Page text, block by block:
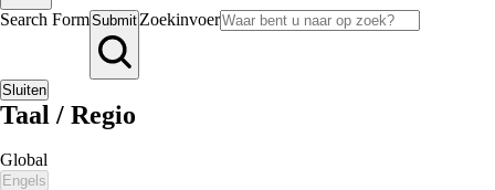
Search FormSubmit Zoekinvoer
Sluiten
Taal / Regio
Global
Engels